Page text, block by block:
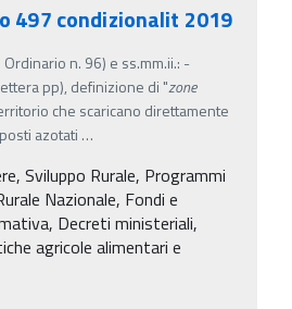
497 condizionalit 2019
n. 96) e ss.mm.ii.: -
pp), definizione di "zone
che scaricano direttamente
azotati …
Sviluppo Rurale, Programmi
Nazionale, Fondi e
Decreti ministeriali,
agricole alimentari e